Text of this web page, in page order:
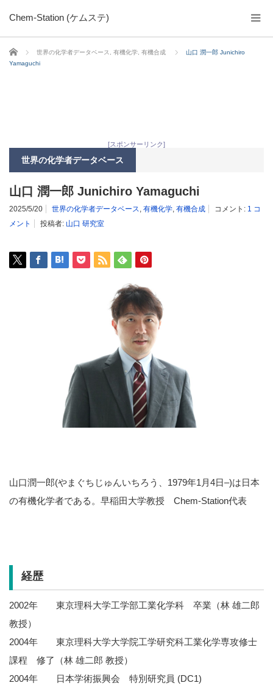
Chem-Station (ケムステ)
ホーム 世界の化学者データベース 有機化学 有機合成
山口 潤一郎 Junichiro
Yamaguchi
[スポンサーリンク]
世界の化学者データベース
山口 潤一郎 Junichiro Yamaguchi
2025/5/20 世界の化学者データベース, 有機化学, 有機合成 コメント: 1 コ
メント
投稿者: 山口 研究室
山口潤一郎(やまぐちじゅんいちろう、1979年1月4日–)は日本
の有機化学者である。早稲田大学教授 Chem-Station代表
経歴
2002年 東京理科大学工学部工業化学科 卒業（林 雄二郎
教授）
2004年 東京理科大学大学院工学研究科工業化学専攻修士
課程 修了（林 雄二郎 教授）
2004年 日本学術振興会 特別研究員 (DC1)